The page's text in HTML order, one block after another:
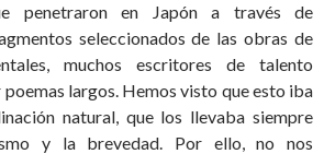
penetraron en Japón a través de
seleccionados de las obras de
muchos escritores de talento
largos. Hemos visto que esto iba
natural, que los llevaba siempre
y la brevedad. Por ello, no nos